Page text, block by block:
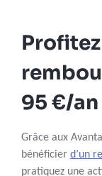
Profitez
95 €/an
Grâce aux
bénéficier d’un
pratiquez une